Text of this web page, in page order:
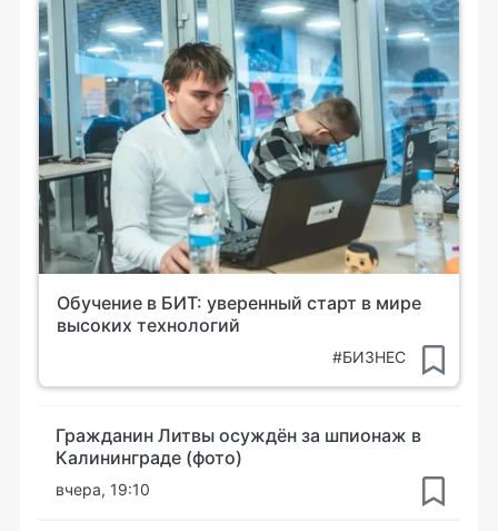
Обучение в БИТ: уверенный старт в мире
высоких технологий
#БИЗНЕС
Гражданин Литвы осуждён за шпионаж в
Калининграде (фото)
вчера, 19:10